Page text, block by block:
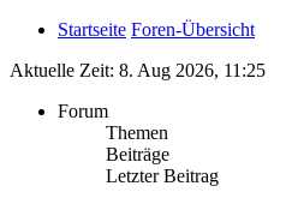
Startseite Foren-Übersicht
Aktuelle Zeit: 8. Aug 2026, 11:25
Forum
Themen
Beiträge
Letzter Beitrag